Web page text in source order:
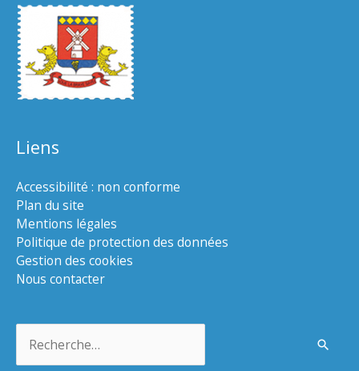
Liens
Accessibilité : non conforme
Plan du site
Mentions légales
Politique de protection des données
Gestion des cookies
Nous contacter